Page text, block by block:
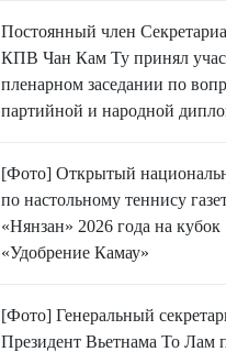
Постоянный член
КПВ Чан Кам Ту принял
пленарном заседании по
партийной и народной
[Фото] Открытый
по настольному теннису
«Нянзан» 2026 года на кубок
«Удобрение Камау»
[Фото] Генеральный
Президент Вьетнама То Лам